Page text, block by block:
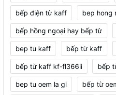
bếp điện từ kaff bep hong
bếp hồng ngoại hay bếp từ
bep tu kaff bếp từ kaff
bếp từ kaff kf-fl366ii bếp
bep tu oem la gi bếp từ